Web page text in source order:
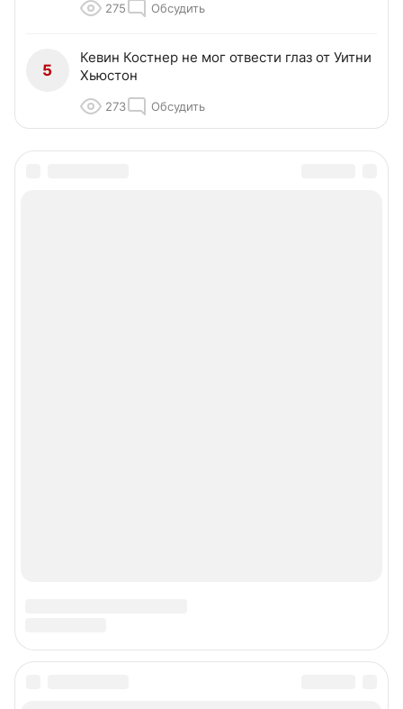
275 Обсудить
5
Кевин Костнер не мог отвести глаз от Уитни
Хьюстон
273 Обсудить